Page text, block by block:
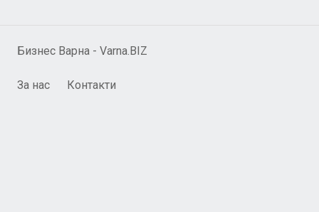
Бизнес Варна - Varna.BIZ
За нас Контакти